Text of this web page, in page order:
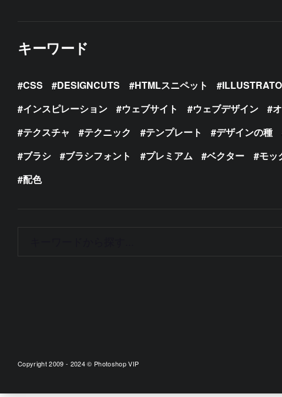
キーワード
CSS DESIGNCUTS HTMLスニペット
インスピレーション
ウェブサイト ウェブデザイン
テクスチャ
テクニック テンプレート デザインの種
ブラシ
ブラシフォント プレミアム ベクター モッ
配色
Copyright 2009 - 2024 © Photoshop VIP